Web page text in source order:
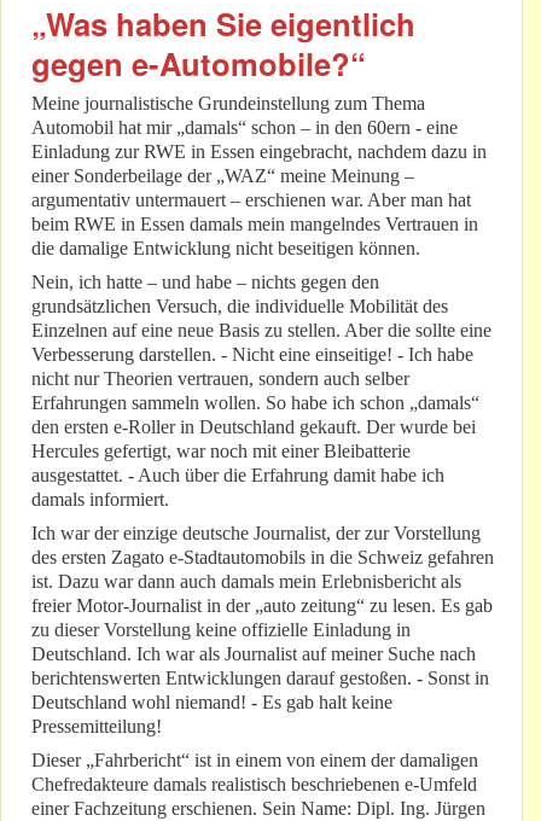
„Was haben Sie eigentlich
gegen e-Automobile?“
Meine journalistische Grundeinstellung zum Thema
Automobil hat mir „damals“ schon – in den 60ern - eine
Einladung zur RWE in Essen eingebracht, nachdem dazu in
einer Sonderbeilage der „WAZ“ meine Meinung –
argumentativ untermauert – erschienen war. Aber man hat
beim RWE in Essen damals mein mangelndes Vertrauen in
die damalige Entwicklung nicht beseitigen können.
Nein, ich hatte – und habe – nichts gegen den
grundsätzlichen Versuch, die individuelle Mobilität des
Einzelnen auf eine neue Basis zu stellen. Aber die sollte eine
Verbesserung darstellen. - Nicht eine einseitige! - Ich habe
nicht nur Theorien vertrauen, sondern auch selber
Erfahrungen sammeln wollen. So habe ich schon „damals“
den ersten e-Roller in Deutschland gekauft. Der wurde bei
Hercules gefertigt, war noch mit einer Bleibatterie
ausgestattet. - Auch über die Erfahrung damit habe ich
damals informiert.
Ich war der einzige deutsche Journalist, der zur Vorstellung
des ersten Zagato e-Stadtautomobils in die Schweiz gefahren
ist. Dazu war dann auch damals mein Erlebnisbericht als
freier Motor-Journalist in der „auto zeitung“ zu lesen. Es gab
zu dieser Vorstellung keine offizielle Einladung in
Deutschland. Ich war als Journalist auf meiner Suche nach
berichtenswerten Entwicklungen darauf gestoßen. - Sonst in
Deutschland wohl niemand! - Es gab halt keine
Pressemitteilung!
Dieser „Fahrbericht“ ist in einem von einem der damaligen
Chefredakteure damals realistisch beschriebenen e-Umfeld
einer Fachzeitung erschienen. Sein Name: Dipl. Ing. Jürgen